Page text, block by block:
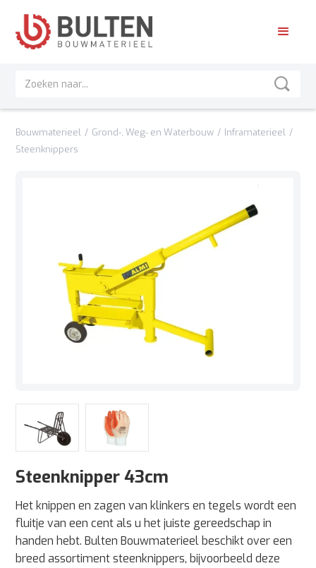
Bouwmaterieel / Grond-, Weg- en Waterbouw / Inframaterieel /
Steenknippers
Steenknipper 43cm
Het knippen en zagen van klinkers en tegels wordt een
fluitje van een cent als u het juiste gereedschap in
handen hebt. Bulten Bouwmaterieel beschikt over een
breed assortiment steenknippers, bijvoorbeeld deze